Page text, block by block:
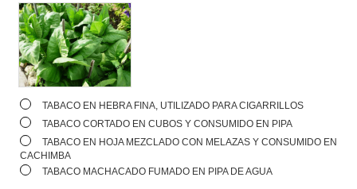
TABACO EN HEBRA FINA, UTILIZADO PARA CIGARRILLOS
TABACO CORTADO EN CUBOS Y CONSUMIDO EN PIPA
TABACO EN HOJA MEZCLADO CON MELAZAS Y CONSUMIDO EN
CACHIMBA
TABACO MACHACADO FUMADO EN PIPA DE AGUA